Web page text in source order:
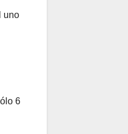
uno
6